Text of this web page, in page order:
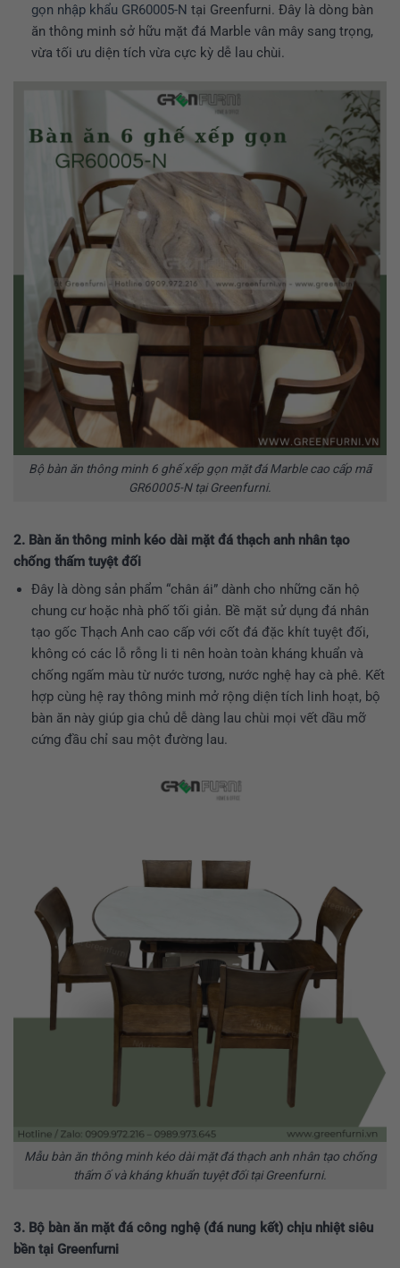
gọn nhập khẩu GR60005-N tại Greenfurni. Đây là dòng bàn
ăn thông minh sở hữu mặt đá Marble vân mây sang trọng,
vừa tối ưu diện tích vừa cực kỳ dễ lau chùi.
Bộ bàn ăn thông minh 6 ghế xếp gọn mặt đá Marble cao cấp mã
GR60005-N tại Greenfurni.
2. Bàn ăn thông minh kéo dài mặt đá thạch anh nhân tạo
chống thấm tuyệt đối
Đây là dòng sản phẩm “chân ái” dành cho những căn hộ
chung cư hoặc nhà phố tối giản. Bề mặt sử dụng đá nhân
tạo gốc Thạch Anh cao cấp với cốt đá đặc khít tuyệt đối,
không có các lỗ rỗng li ti nên hoàn toàn kháng khuẩn và
chống ngấm màu từ nước tương, nước nghệ hay cà phê. Kết
hợp cùng hệ ray thông minh mở rộng diện tích linh hoạt, bộ
bàn ăn này giúp gia chủ dễ dàng lau chùi mọi vết dầu mỡ
cứng đầu chỉ sau một đường lau.
Mẫu bàn ăn thông minh kéo dài mặt đá thạch anh nhân tạo chống
thấm ố và kháng khuẩn tuyệt đối tại Greenfurni.
3. Bộ bàn ăn mặt đá công nghệ (đá nung kết) chịu nhiệt siêu
bền tại Greenfurni